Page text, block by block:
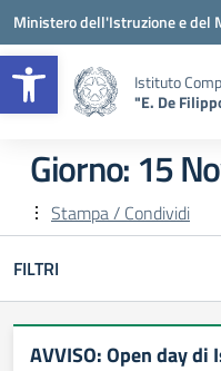
Apri la barra
Vai ai contenuti
Vai al menu di navigazione
Vai al footer
Ministero dell'Istruzione e del
Istituto
"E. De
Giorno: 15
Stampa / Condividi
FILTRI
AVVISO: Open day